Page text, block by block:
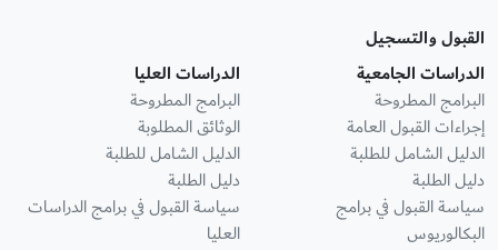
القبول والتسجيل
الدراسات الجامعية
البرامج المطروحة
إجراءات القبول العامة
الدليل الشامل للطلبة
دليل الطلبة
سياسة القبول في برامج
البكالوريوس
الدراسات العليا
البرامج المطروحة
الوثائق المطلوبة
الدليل الشامل للطلبة
دليل الطلبة
سياسة القبول في برامج الدراسات
العليا